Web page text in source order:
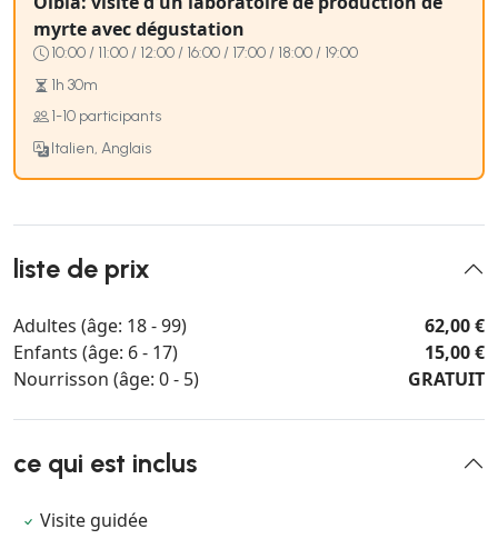
myrte avec dégustation
10:00 / 11:00 / 12:00 / 16:00 / 17:00 / 18:00 / 19:00
1h 30m
1-10 participants
Italien, Anglais
liste de prix
Adultes (âge: 18 - 99)
62,00 €
Enfants (âge: 6 - 17)
15,00 €
Nourrisson (âge: 0 - 5)
GRATUIT
ce qui est inclus
Visite guidée